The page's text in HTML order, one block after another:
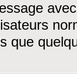
que